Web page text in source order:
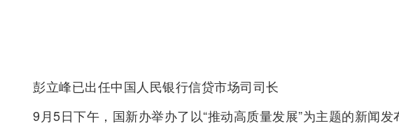
彭立峰已出任中国人民银行信贷市场司司长
9月5日下午，国新办举办了以“推动高质量发展”为主题的新闻